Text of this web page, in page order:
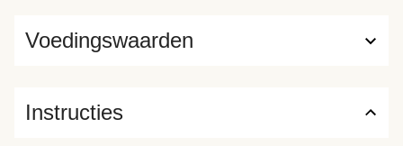
Voedingswaarden
Instructies